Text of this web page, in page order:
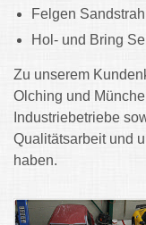
Felgen
Hol- und Bring
Zu unserem
Olching und
Industriebetriebe
Qualitätsarbeit und
haben.